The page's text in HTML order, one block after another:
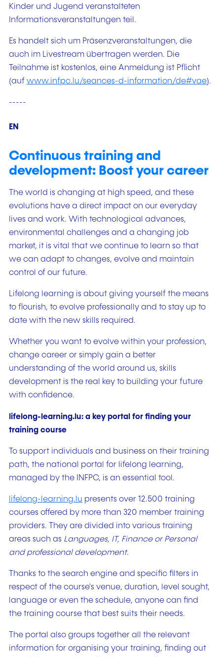
Kinder und Jugend veranstalteten
Informationsveranstaltungen teil.
Es handelt sich um Präsenzveranstaltungen, die
auch im Livestream übertragen werden. Die
Teilnahme ist kostenlos, eine Anmeldung ist Pflicht
(auf www.infpc.lu/seances-d-information/de#vae).
-----
EN
Continuous training and
development: Boost your career
The world is changing at high speed, and these
evolutions have a direct impact on our everyday
lives and work. With technological advances,
environmental challenges and a changing job
market, it is vital that we continue to learn so that
we can adapt to changes, evolve and maintain
control of our future.
Lifelong learning is about giving yourself the means
to flourish, to evolve professionally and to stay up to
date with the new skills required.
Whether you want to evolve within your profession,
change career or simply gain a better
understanding of the world around us, skills
development is the real key to building your future
with confidence.
lifelong-learning.lu: a key portal for finding your
training course
To support individuals and business on their training
path, the national portal for lifelong learning,
managed by the INFPC, is an essential tool.
lifelong-learning.lu presents over 12.500 training
courses offered by more than 320 member training
providers. They are divided into various training
areas such as Languages, IT, Finance or Personal
and professional development.
Thanks to the search engine and specific filters in
respect of the course's venue, duration, level sought,
language or even the schedule, anyone can find
the training course that best suits their needs.
The portal also groups together all the relevant
information for organising your training, finding out